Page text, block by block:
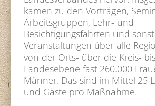
kamen zu den Vorträgen,
Arbeitsgruppen, Lehr- und
Besichtigungsfahrten und
Veranstaltungen über alle
von der Orts- über die Kreis-
Landesebene fast 260.000
Männer. Das sind im Mittel 25
und Gäste pro Maßnahme.